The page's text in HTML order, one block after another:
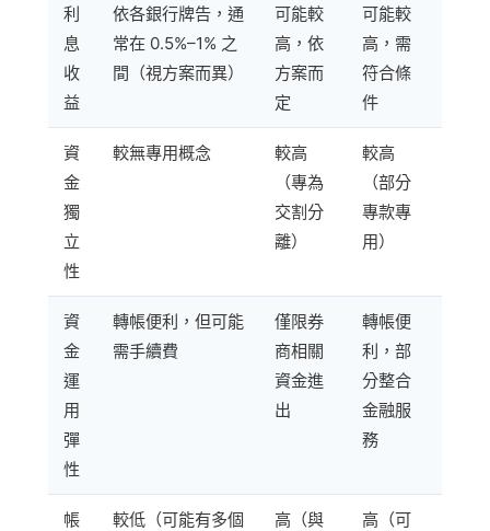
利
息
收
益
依各銀行牌告，通
常在 0.5%–1% 之
間（視方案而異）
可能較
高，依
方案而
定
可能較
高，需
符合條
件
資
金
獨
立
性
較無專用概念
較高
（專為
交割分
離）
較高
（部分
專款專
用）
資
金
運
用
彈
性
轉帳便利，但可能
需手續費
僅限券
商相關
資金進
出
轉帳便
利，部
分整合
金融服
務
帳
較低（可能有多個
高（與
高（可